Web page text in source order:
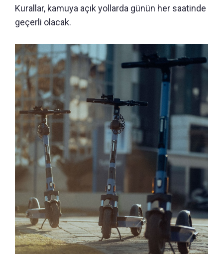
Kurallar, kamuya açık yollarda günün her saatinde
geçerli olacak.